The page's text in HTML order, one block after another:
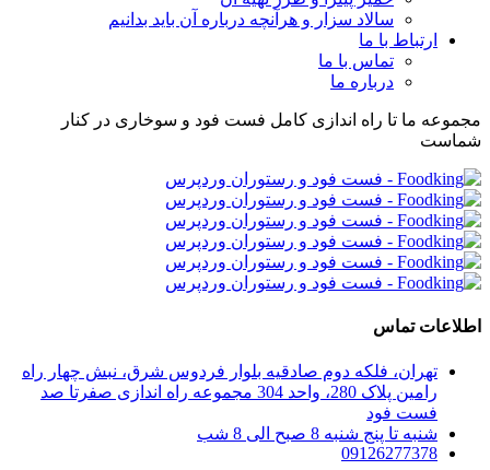
سالاد سزار و هرآنچه درباره آن باید بدانیم
ارتباط با ما
تماس با ما
درباره ما
مجموعه ما تا راه اندازی کامل فست فود و سوخاری در کنار
شماست
اطلاعات تماس
تهران، فلکه دوم صادقیه بلوار فردوس شرق، نبش چهار راه
رامین پلاک 280، واحد 304 مجموعه راه اندازی صفرتا صد
فست فود
شنبه تا پنج شنبه 8 صبح الی 8 شب
09126277378